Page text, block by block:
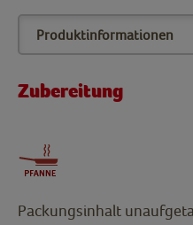
Zubereitung
Packungsinhalt